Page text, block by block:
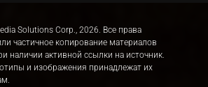
Solutions Corp., 2026. Все права
частичное копирование материалов
наличии активной ссылки на источник.
и изображения принадлежат их